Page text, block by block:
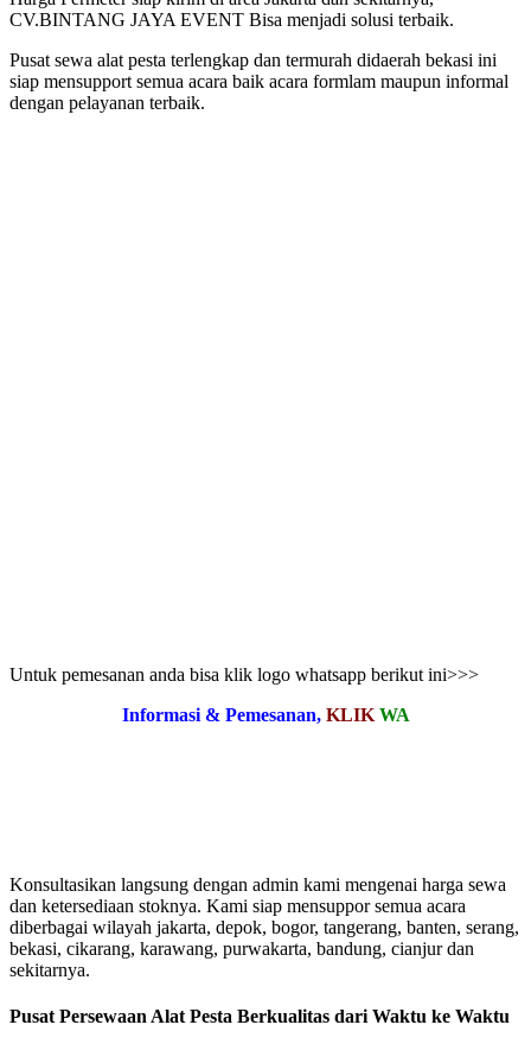
CV.BINTANG JAYA EVENT Bisa menjadi solusi terbaik.
Pusat sewa alat pesta terlengkap dan termurah didaerah bekasi ini
siap mensupport semua acara baik acara formlam maupun informal
dengan pelayanan terbaik.
Untuk pemesanan anda bisa klik logo whatsapp berikut ini>>>
Informasi & Pemesanan, KLIK WA
Konsultasikan langsung dengan admin kami mengenai harga sewa
dan ketersediaan stoknya. Kami siap mensuppor semua acara
diberbagai wilayah jakarta, depok, bogor, tangerang, banten, serang,
bekasi, cikarang, karawang, purwakarta, bandung, cianjur dan
sekitarnya.
Pusat Persewaan Alat Pesta Berkualitas dari Waktu ke Waktu